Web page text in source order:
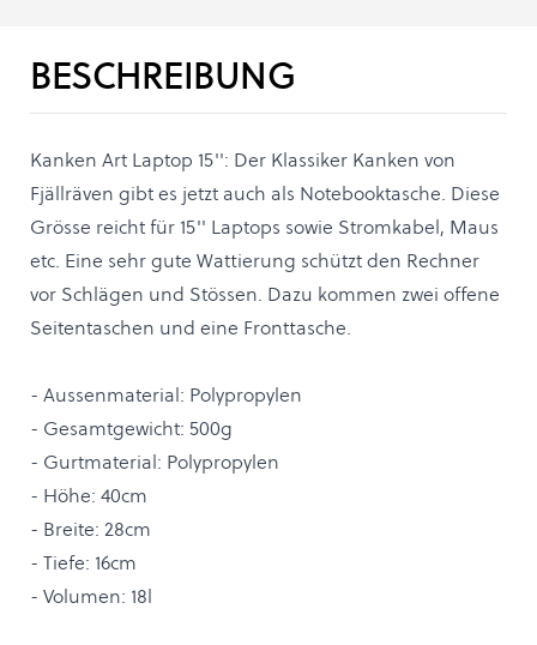
BESCHREIBUNG
Kanken Art Laptop 15'': Der Klassiker Kanken von
Fjällräven gibt es jetzt auch als Notebooktasche. Diese
Grösse reicht für 15'' Laptops sowie Stromkabel, Maus
etc. Eine sehr gute Wattierung schützt den Rechner
vor Schlägen und Stössen. Dazu kommen zwei offene
Seitentaschen und eine Fronttasche.
- Aussenmaterial: Polypropylen
- Gesamtgewicht: 500g
- Gurtmaterial: Polypropylen
- Höhe: 40cm
- Breite: 28cm
- Tiefe: 16cm
- Volumen: 18l